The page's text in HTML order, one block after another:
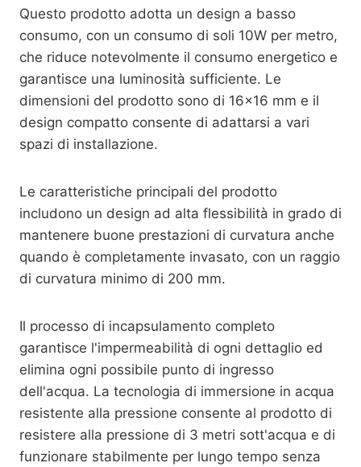
Questo prodotto adotta un design a basso
consumo, con un consumo di soli 10W per metro,
che riduce notevolmente il consumo energetico e
garantisce una luminosità sufficiente. Le
dimensioni del prodotto sono di 16×16 mm e il
design compatto consente di adattarsi a vari
spazi di installazione.
Le caratteristiche principali del prodotto
includono un design ad alta flessibilità in grado di
mantenere buone prestazioni di curvatura anche
quando è completamente invasato, con un raggio
di curvatura minimo di 200 mm.
Il processo di incapsulamento completo
garantisce l'impermeabilità di ogni dettaglio ed
elimina ogni possibile punto di ingresso
dell'acqua. La tecnologia di immersione in acqua
resistente alla pressione consente al prodotto di
resistere alla pressione di 3 metri sott'acqua e di
funzionare stabilmente per lungo tempo senza